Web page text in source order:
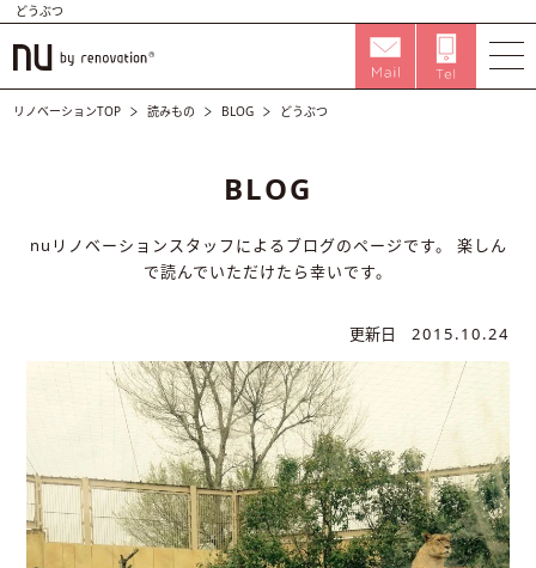
どうぶつ
リノベーションTOP 読みもの BLOG どうぶつ
BLOG
nuリノベーションスタッフによるブログのページです。
楽しん
で読んでいただけたら幸いです。
更新日 2015.10.24